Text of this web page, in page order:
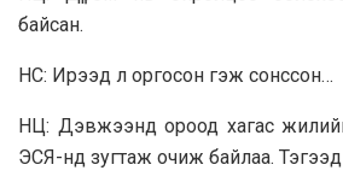
байсан.
НС: Ирээд л оргосон гэж сонссон…
НЦ: Дэвжээнд ороод хагас
ЭСЯ-нд зугтаж очиж байлаа. Тэгээд